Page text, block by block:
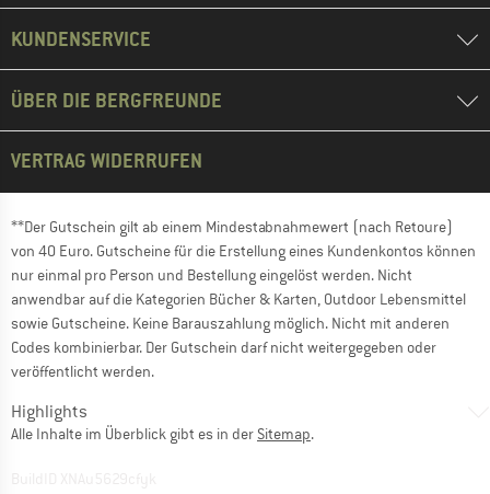
KUNDENSERVICE
ÜBER DIE BERGFREUNDE
VERTRAG WIDERRUFEN
**Der Gutschein gilt ab einem Mindestabnahmewert (nach Retoure)
von 40 Euro. Gutscheine für die Erstellung eines Kundenkontos können
nur einmal pro Person und Bestellung eingelöst werden. Nicht
anwendbar auf die Kategorien Bücher & Karten, Outdoor Lebensmittel
sowie Gutscheine. Keine Barauszahlung möglich. Nicht mit anderen
Codes kombinierbar. Der Gutschein darf nicht weitergegeben oder
veröffentlicht werden.
Highlights
Alle Inhalte im Überblick gibt es in der Sitemap.